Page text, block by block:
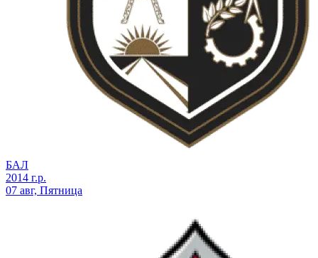
БАЛ
2014 г.р.
07 авг, Пятница